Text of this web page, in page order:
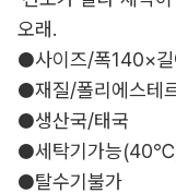
오래.
●사이즈/폭140×
●재질/폴리에스테
●생산국/태국
●세탁기가능
●탈수기불가